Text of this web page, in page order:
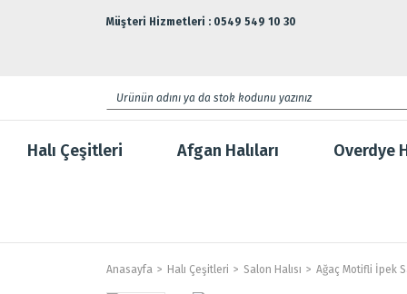
Müşteri Hizmetleri : 0549 549 10 30
Halı Çeşitleri Afgan Halıları Overdye
Anasayfa Halı Çeşitleri Salon Halısı Ağaç Motifli İpek